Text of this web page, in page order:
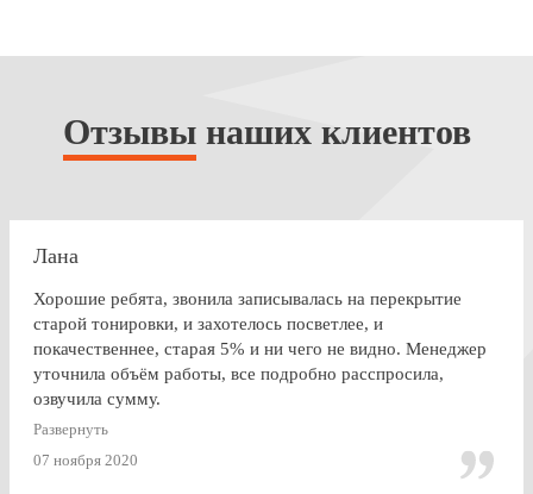
Отзывынаших клиентов
Лана
Хорошие ребята, звонила записывалась на перекрытие
старой тонировки, и захотелось посветлее, и
покачественнее, старая 5% и ни чего не видно. Менеджер
уточнила объём работы, все подробно расспросила,
озвучила сумму.
По Работе и в целом претензии нет. Только опоздала к
завершении работ, машина ждала уже готовая меня. Жаль,
что заранее не позвонили.
Развернуть
07 ноября 2020